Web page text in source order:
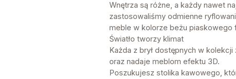
Wnętrza są różne, a każdy nawet
zastosowaliśmy odmienne
meble w kolorze beżu piaskowego
Światło tworzy klimat
Każda z brył dostępnych w
oraz nadaje meblom efektu 3D.
Poszukujesz stolika kawowego,